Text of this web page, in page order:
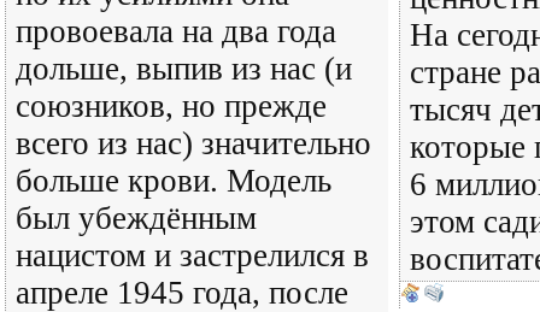
провоевала на два года
дольше, выпив из нас (и
союзников, но прежде
всего из нас) значительно
больше крови. Модель
был убеждённым
нацистом и застрелился в
апреле 1945 года, после
На
стране
тысяч
которые
6
этом